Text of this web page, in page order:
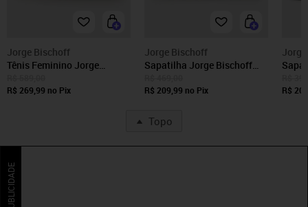
Jorge Bischoff
Tênis Feminino Jorge
Branco
R$ 269,99 no Pix
Jorge Bischoff
Sapatilha Jorge Bischoff
R$ 209,99 no Pix
R$
Topo
PUBLICIDADE